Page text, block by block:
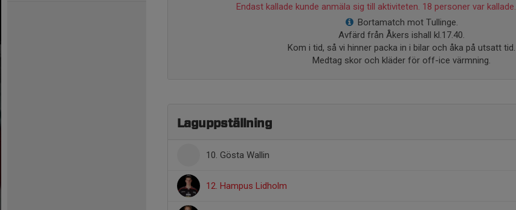
Endast kallade kunde anmäla sig till aktiviteten. 18 personer var kallade.
Bortamatch mot Tullinge.
Avfärd från Åkers ishall kl.17.40.
Kom i tid, så vi hinner packa in i bilar och åka på utsatt tid.
Medtag skor och kläder för off-ice värmning.
Laguppställning
10. Gösta Wallin
12. Hampus Lidholm